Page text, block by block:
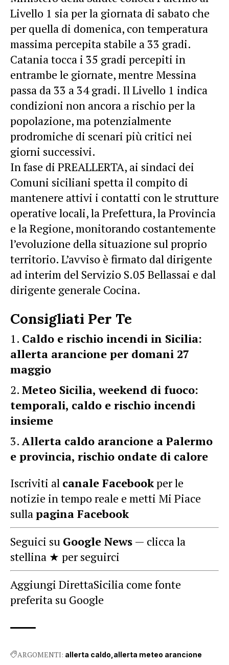
Livello 1 sia per la giornata di sabato che
per quella di domenica, con temperatura
massima percepita stabile a 33 gradi.
Cataniatocca i 35 gradi percepiti in
entrambe le giornate, mentre Messina
passa da 33 a 34 gradi. Il Livello 1 indica
condizioni non ancora a rischio per la
popolazione, ma potenzialmente
prodromiche di scenari più critici nei
giorni successivi.
In fase di PREALLERTA, ai sindaci dei
Comuni siciliani spetta il compito di
mantenere attivi i contatti con le strutture
operative locali, la Prefettura, la Provincia
e la Regione, monitorando costantemente
l’evoluzione della situazione sul proprio
territorio. L’avviso è firmato dal dirigente
ad interim del Servizio S.05 Bellassai e dal
dirigente generale Cocina.
Consigliati Per Te
Caldo e rischio incendi in Sicilia:
allerta arancione per domani 27
maggio
Meteo Sicilia, weekend di fuoco:
temporali, caldo e rischio incendi
insieme
Allerta caldo arancione a Palermo
e provincia, rischio ondate di calore
Iscriviti al canale Facebookper le
notizie in tempo reale e metti Mi Piace
sullapagina Facebook
Seguici su Google News — clicca la
stellina ★ per seguirci
Aggiungi DirettaSicilia come fonte
preferita su Google
ARGOMENTI: allerta caldo allerta meteo arancione